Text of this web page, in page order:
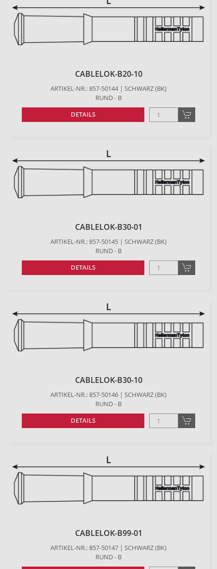
CABLELOK-B20-10
ARTIKEL-NR.: 857-50144 | SCHWARZ (BK)
RUND - B
DETAILS
CABLELOK-B30-01
ARTIKEL-NR.: 857-50145 | SCHWARZ (BK)
RUND - B
DETAILS
CABLELOK-B30-10
ARTIKEL-NR.: 857-50146 | SCHWARZ (BK)
RUND - B
DETAILS
CABLELOK-B99-01
ARTIKEL-NR.: 857-50147 | SCHWARZ (BK)
RUND - B